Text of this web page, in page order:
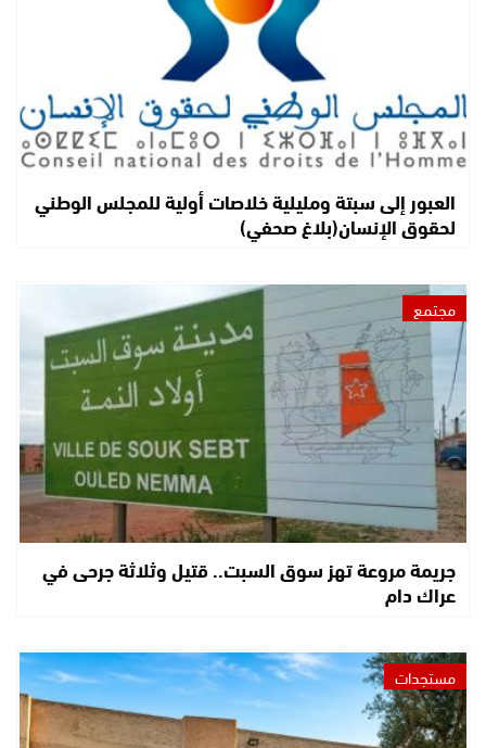
العبور إلى سبتة ومليلية خلاصات أولية للمجلس الوطني
لحقوق الإنسان(بلاغ صحفي)
مجتمع
جريمة مروعة تهز سوق السبت.. قتيل وثلاثة جرحى في
عراك دام
مستجدات